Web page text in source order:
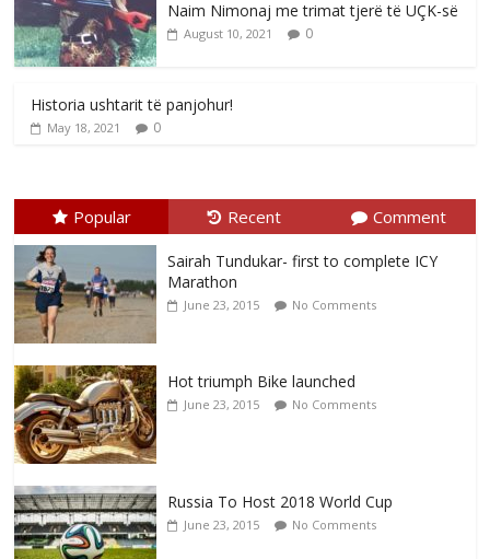
Naim Nimonaj me trimat tjerë të UÇK-së
August 10, 2021 0
Historia ushtarit të panjohur!
May 18, 2021 0
Popular Recent Comment
Sairah Tundukar- first to complete ICY
Marathon
June 23, 2015 No Comments
Hot triumph Bike launched
June 23, 2015 No Comments
Russia To Host 2018 World Cup
June 23, 2015 No Comments